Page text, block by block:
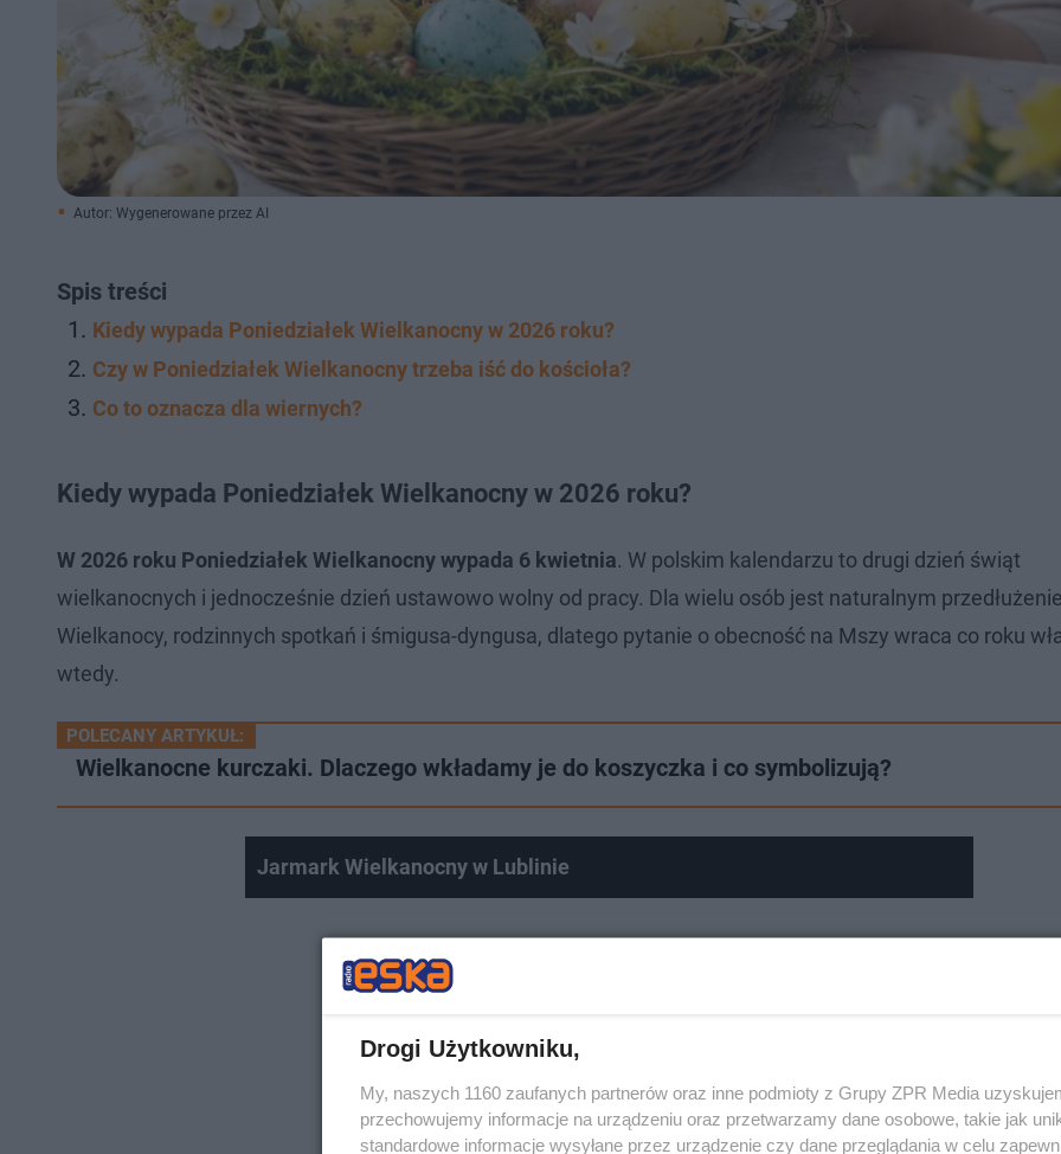
Autor: Wygenerowane przez AI
Spis treści
Kiedy wypada Poniedziałek Wielkanocny w 2026 roku?
Czy w Poniedziałek Wielkanocny trzeba iść do kościoła?
Co to oznacza dla wiernych?
Kiedy wypada Poniedziałek Wielkanocny w 2026 roku?
W 2026 roku Poniedziałek Wielkanocny wypada 6 kwietnia. W polskim kalendarzu to drugi dzień świąt
wielkanocnych i jednocześnie dzień ustawowo wolny od pracy. Dla wielu osób jest naturalnym
Wielkanocy, rodzinnych spotkań i śmigusa-dyngusa, dlatego pytanie o obecność na Mszy wraca co roku
wtedy.
POLECANY ARTYKUŁ:
Wielkanocne kurczaki. Dlaczego wkładamy je do koszyczka i co symbolizują?
Jarmark Wielkanocny w Lublinie
Drogi Użytkowniku,
My, naszych 1160 zaufanych partnerów oraz inne podmioty z Grupy ZPR Media
przechowujemy informacje na urządzeniu oraz przetwarzamy dane osobowe, takie jak
standardowe informacje wysyłane przez urządzenie czy dane przeglądania w celu